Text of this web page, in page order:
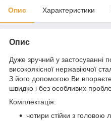
Опис Характеристики
Опис
Дуже зручний у застосуванні
високоякісної нержавіючої
З його допомогою Ви
швидко і без особливих
Комплектація:
чотири стійки з головою